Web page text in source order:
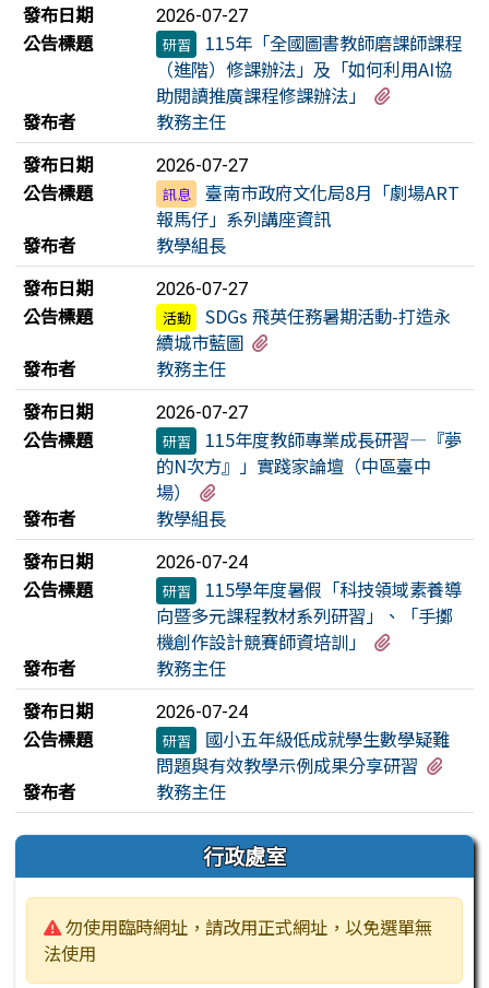
發布日期
2026-07-27
公告標題 研習
115年「全國圖書教師磨課師課程
（進階）修課辦法」及「如何利用AI協
助閱讀推廣課程修課辦法」
發布者
教務主任
發布日期
2026-07-27
公告標題 訊息
臺南市政府文化局8月「劇場ART
報馬仔」系列講座資訊
發布者
教學組長
發布日期
2026-07-27
公告標題 活動
SDGs 飛英任務暑期活動-打造永
續城市藍圖
發布者
教務主任
發布日期
2026-07-27
公告標題 研習
115年度教師專業成長研習—『夢
的N次方』」實踐家論壇（中區臺中
場）
發布者
教學組長
發布日期
2026-07-24
公告標題 研習
115學年度暑假「科技領域素養導
向暨多元課程教材系列研習」、「手擲
機創作設計競賽師資培訓」
發布者
教務主任
發布日期
2026-07-24
公告標題 研習
國小五年級低成就學生數學疑難
問題與有效教學示例成果分享研習
發布者
教務主任
左邊區域內容 行政處室
警告:
勿使用臨時網址，請改用正式網址，以免選單無
法使用